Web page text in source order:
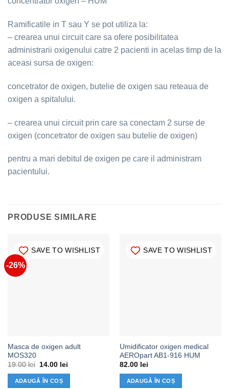
Ramificatile in T sau Y se pot utiliza la:
– crearea unui circuit care sa ofere posibilitatea
administrarii oxigenului catre 2 pacienti in acelas timp de la
aceasi sursa de oxigen:
concetrator de oxigen, butelie de oxigen sau reteaua de
oxigen a spitalului.
– crearea unui circuit prin care sa conectam 2 surse de
oxigen (concetrator de oxigen sau butelie de oxigen)
pentru a mari debitul de oxigen pe care il administram
pacientului.
PRODUSE SIMILARE
SAVE TO WISHLIST
-26%
Masca de oxigen adult
MOS320
19.00lei
Prețul
a
fost:
14.00 leiPrețul
ADAUGĂ ÎN COȘ
SAVE TO WISHLIST
Umidificator oxigen medical
AEROpart AB1-916 HUM
82.00 lei
ADAUGĂ ÎN COȘ